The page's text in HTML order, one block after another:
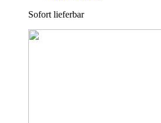
Sofort lieferbar